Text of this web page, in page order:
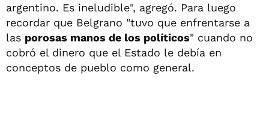
argentino. Es ineludible", agregó. Para luego
recordar que Belgrano "tuvo que enfrentarse a
las porosas manos de los políticos" cuando no
cobró el dinero que el Estado le debía en
conceptos de pueblo como general.